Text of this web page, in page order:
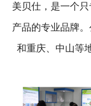
美贝仕，是一个
产品的专业品牌
和重庆、中山等